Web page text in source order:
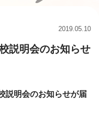
2019.05.10
説明会のお知らせ
説明会のお知らせが届